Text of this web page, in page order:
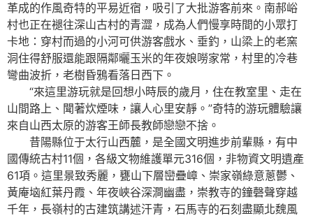
革成的作風奇特的平易近宿，吸引了大批游客前來。南郝峪
村也正在褪往深山古村的青澀，成為人們慢享時間的小眾打
卡地：穿村而過的小河可供游客戲水、垂釣，山梁上的老窯
洞住得舒服還能跟隔鄰曬玉米的年夜娘嘮家常，村里的冷巷
彎曲波折，老樹昏鴉看落日西下。
“來這里游玩就是回想小時辰的歲月，住在教室里、走在
山間路上、聞著炊煙味，讓人心里安靜。”奇特的游玩體驗讓
來自山西太原的游客王師長教師戀戀不捨。
昔陽縣位于太行山西麓，是全國文明進步前輩縣，有中
國傳統古村11個，各級文物維護單元316個，非物資文明遺產
61項。這里景致秀麗，甕山下層巒疊嶂、崇家嶺綠意蔥鬱、
黃庵垴紅葉丹霞、年夜峽谷深澗幽盡，崇教寺的鐘磬聲穿越
千年，長嶺村的古建筑講述汗青，石馬寺的石刻盡顯北魏風